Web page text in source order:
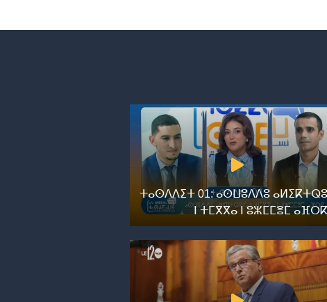
ⵜⴰⵙⴷⴷⵉⵜ 01: ⴰⵙⵡⵓⴷⴷⵓ
ⵏ ⵜⵎⴳⴳⴰ ⵏ ⵓⵣⵎⵎⴻⵎ